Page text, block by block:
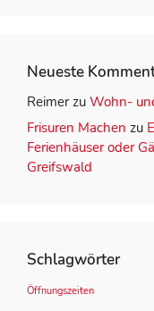
Neueste
Reimerzu Wohn-
Frisuren Machen zu
Ferienhäuser oder
Greifswald
Schlagwörter
Öffnungszeiten